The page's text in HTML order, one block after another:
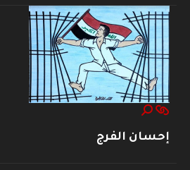
إحسان الفرج